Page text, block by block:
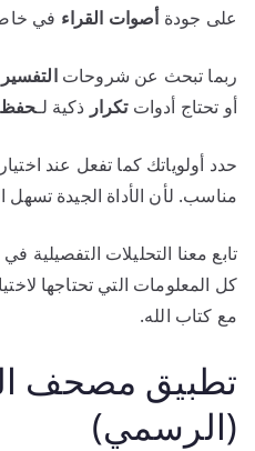
على جودةأصوات القراء في
ربما تبحث عن شروحاتالتفسير
أو تحتاج أدواتتكرار ذكية لـحفظ
حدد أولوياتك كما تفعل عند
مناسب. لأن الأداة الجيدة
تابع معنا التحليلات التفصيلية
كل المعلومات التي تحتاجها
مع كتاب الله.
تطبيق مصحف
(الرسمي)